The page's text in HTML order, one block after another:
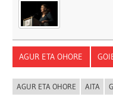
AGUR ETA OHORE
AGUR ETA OHORE AITA